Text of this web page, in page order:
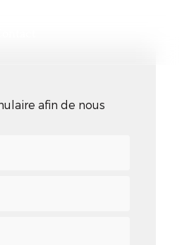
afin de nous